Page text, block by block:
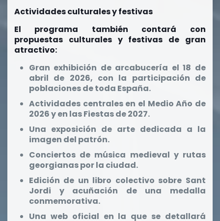
Actividades culturales y festivas
El programa también contará con
propuestas culturales y festivas de gran
atractivo:
Gran exhibición de arcabucería el 18 de
abril de 2026, con la participación de
poblaciones de toda España.
Actividades centrales en el Medio Año de
2026 y en las Fiestas de 2027.
Una exposición de arte dedicada a la
imagen del patrón.
Conciertos de música medieval y rutas
georgianas por la ciudad.
Edición de un libro colectivo sobre Sant
Jordi y acuñación de una medalla
conmemorativa.
Una web oficial en la que se detallará